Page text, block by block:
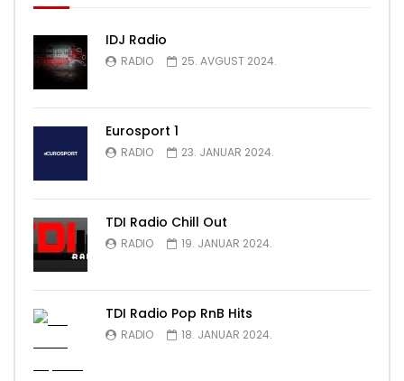
IDJ Radio
RADIO 25. AVGUST 2024.
Eurosport 1
RADIO 23. JANUAR 2024.
TDI Radio Chill Out
RADIO 19. JANUAR 2024.
TDI Radio Pop RnB Hits
RADIO 18. JANUAR 2024.